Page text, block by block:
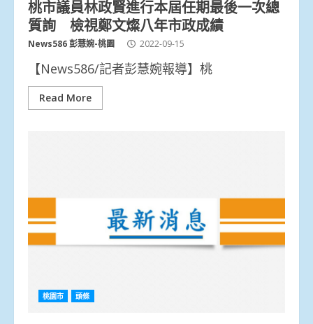
桃市議員林政賢進行本屆任期最後一次總
質詢 檢視鄭文燦八年市政成績
News586 彭慧婉-桃園 2022-09-15
【News586/記者彭慧婉報導】桃
Read More
桃園市 頭條